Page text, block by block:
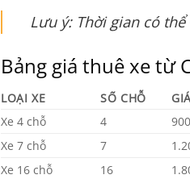
Lưu ý: Thời gian có
Bảng giá thuê xe từ
LOẠI XE SỐ CHỖ
Xe 4 chỗ
4
Xe 7 chỗ
7
Xe 16 chỗ
16